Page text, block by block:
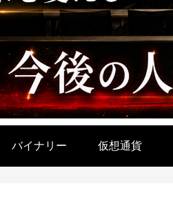
バイナリー 仮想通貨